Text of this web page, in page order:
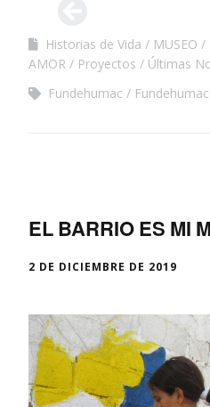
Historias de Vida MUSEO
AMOR
Proyectos
Últimas
Fundehumac
EL BARRIO ES MI
2 DE DICIEMBRE DE 2019